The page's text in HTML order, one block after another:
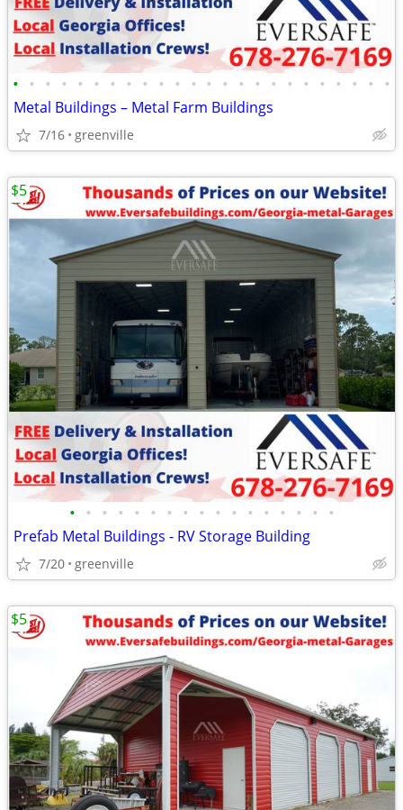
• • • • • • • • • • • • • • • • • • • • • • • •
Metal Buildings – Metal Farm Buildings
7/16 greenville
• • • • • • • • • • • • • • • • •
Prefab Metal Buildings - RV Storage Building
7/20 greenville
$5
$5